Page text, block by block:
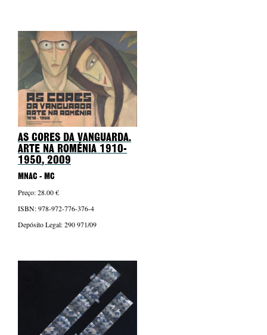
AS CORES DA VANGUARDA.
ARTE NA ROMÉNIA 1910-
1950, 2009
MNAC - MC
Preço: 28.00 €
ISBN: 978-972-776-376-4
Depósito Legal: 290 971/09